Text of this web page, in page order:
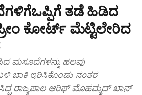
ತಡೆ ಹಿಡಿದ
ಕೋರ್ಟ್ ಮೆಟ್ಟಿಲೇರಿದ
ಮಸೂದೆಗಳನ್ನು ಹಲವು
ಬಾಕಿ ಇರಿಸಿಕೊಂಡು ನಂತರ
ರಾಜ್ಯಪಾಲ ಆರಿಫ್ ಮೊಹಮ್ಮದ್ ಖಾನ್